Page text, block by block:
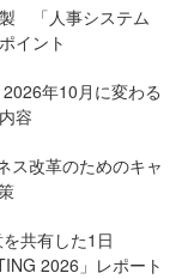
「人事システム
イント
年10月に変わる
容
改革のためのキャ
共有した1日
2026」レポート